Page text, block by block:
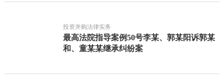
投资并购法律实务
最高法院指导案例50号李某、郭某阳诉郭某
和、童某某继承纠纷案